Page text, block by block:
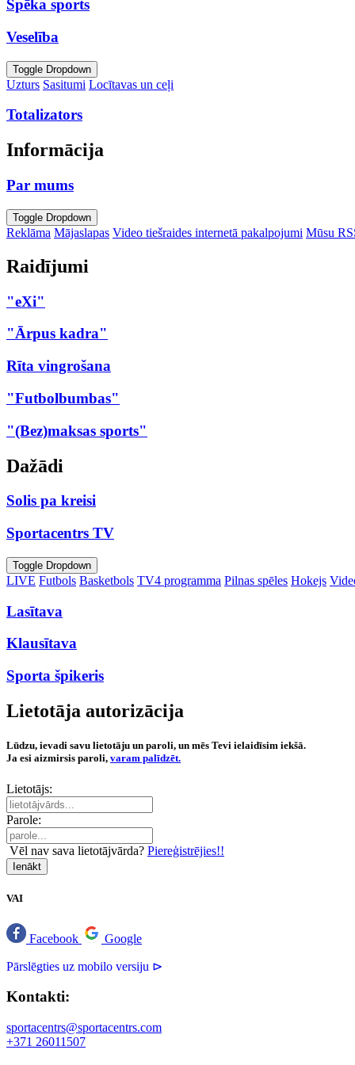
Spēka sports
Veselība
Toggle Dropdown
Uzturs Sasitumi Locītavas un ceļi
Totalizators
Informācija
Par mums
Toggle Dropdown
Reklāma Mājaslapas Video tiešraides internetā pakalpojumi Mūsu
Raidījumi
"eXi"
"Ārpus kadra"
Rīta vingrošana
"Futbolbumbas"
"(Bez)maksas sports"
Dažādi
Solis pa kreisi
Sportacentrs TV
Toggle Dropdown
LIVE Futbols Basketbols TV4 programma Pilnas spēles Hokejs
Lasītava
Klausītava
Sporta špikeris
Lietotāja autorizācija
Lūdzu, ievadi savu lietotāju un paroli, un mēs Tevi ielaidīsim iekšā.
Ja esi aizmirsis paroli, varam palīdzēt.
Lietotājs:
Parole:
Vēl nav sava lietotājvārda? Piereģistrējies!!
Ienākt
VAI
Facebook Google
Pārslēgties uz mobilo versiju ⊳
Kontakti:
sportacentrs@sportacentrs.com
+371 26011507